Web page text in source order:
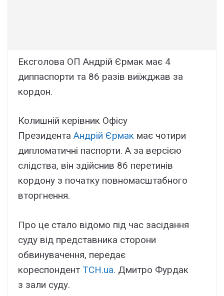
Ексголова ОП Андрій Єрмак має 4
диппаспорти та 86 разів виїжджав за
кордон.
Колишній керівник Офісу
Президента Андрій Єрмак має чотири
дипломатичні паспорти. А за версією
слідства, він здійснив 86 перетинів
кордону з початку повномасштабного
вторгнення.
Про це стало відомо під час засідання
суду від представника сторони
обвинувачення, передає
кореспондент ТСН.ua. Дмитро Фурдак
з зали суду.